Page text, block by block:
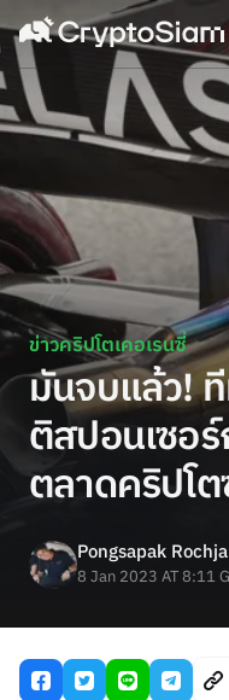
ข่าวคริปโตเคอเรนซี่
มันจบแล้ว!
ติสปอนเซอ
ตลาดคริปโ
Pongsapak
8 Jan 2023 AT 8:11